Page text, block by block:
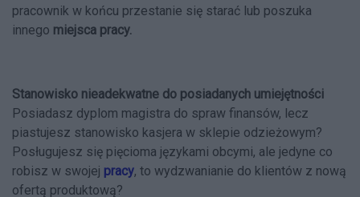
pracownik w końcu przestanie się starać lub poszuka
innego miejsca pracy.
Stanowisko nieadekwatne do posiadanych umiejętności
Posiadasz dyplom magistra do spraw finansów, lecz
piastujesz stanowisko kasjera w sklepie odzieżowym?
Posługujesz się pięcioma językami obcymi, ale jedyne co
robisz w swojej pracy, to wydzwanianie do klientów z nową
ofertą produktową?